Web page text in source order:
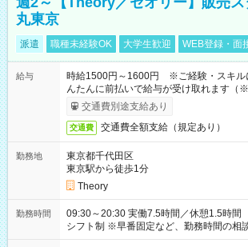
丸東京
派遣 職種未経験OK 大学生歓迎 WEB登録・面
給与
時給1500円～1600円 ※ご経験・スキル
んたんに前払いで給与が受け取れます（※
交通費別途支給あり
交通費 交通費全額支給（規定あり）
勤務地
東京都千代田区
東京駅から徒歩1分
Theory
勤務時間
09:30～20:30 実働7.5時間／休憩1.5時間 営業時間に合わせた
シフト制 ※早番固定など、勤務時間の相